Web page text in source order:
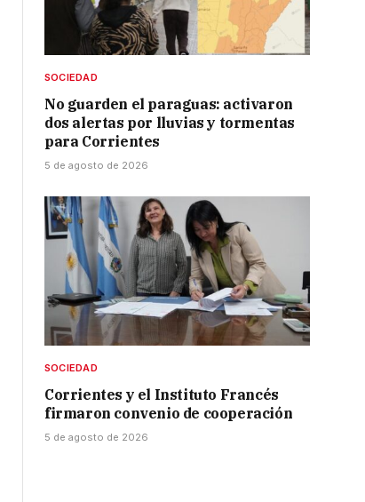
SOCIEDAD
No guarden el paraguas: activaron
dos alertas por lluvias y tormentas
para Corrientes
5 de agosto de 2026
SOCIEDAD
Corrientes y el Instituto Francés
firmaron convenio de cooperación
5 de agosto de 2026